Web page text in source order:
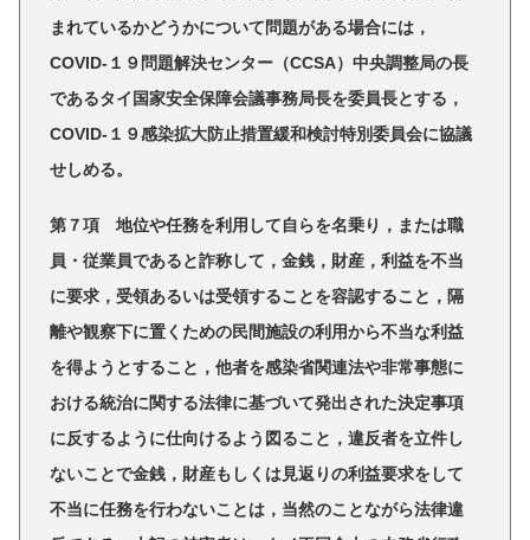
まれているかどうかについて問題がある場合には，
COVID-１９問題解決センター（CCSA）中央調整局の長
であるタイ国家安全保障会議事務局長を委員長とする，
COVID-１９感染拡大防止措置緩和検討特別委員会に協議
せしめる。
第７項 地位や任務を利用して自らを名乗り，または職
員・従業員であると詐称して，金銭，財産，利益を不当
に要求，受領あるいは受領することを容認すること，隔
離や観察下に置くための民間施設の利用から不当な利益
を得ようとすること，他者を感染省関連法や非常事態に
おける統治に関する法律に基づいて発出された決定事項
に反するように仕向けるよう図ること，違反者を立件し
ないことで金銭，財産もしくは見返りの利益要求をして
不当に任務を行わないことは，当然のことながら法律違